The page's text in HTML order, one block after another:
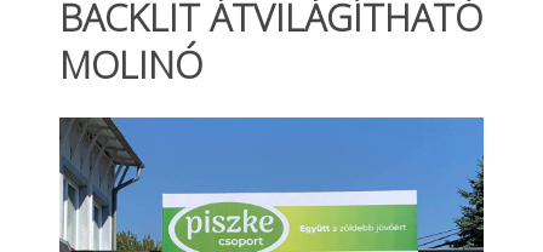
BACKLIT ÁTVILÁGÍTHATÓ
MOLINÓ